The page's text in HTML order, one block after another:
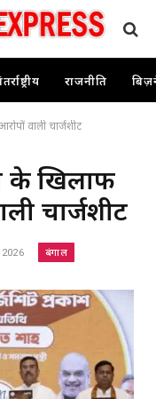
राजनीति
वाली चार्जशीट
के खिलाफ
चार्जशीट
बंगाल